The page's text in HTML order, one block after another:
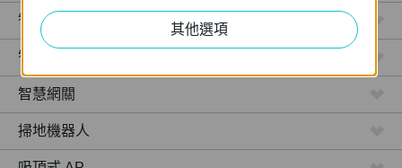
智慧開關
智慧感應器
智慧網關
掃地機器人
其他選項